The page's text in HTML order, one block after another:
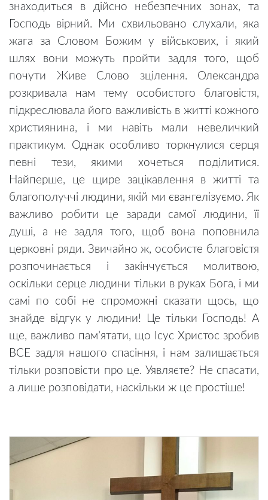
знаходиться в дійсно небезпечних зонах, та
Господь вірний. Ми схвильовано слухали, яка
жага за Словом Божим у військових, і який
шлях вони можуть пройти задля того, щоб
почути Живе Слово зцілення. Олександра
розкривала нам тему особистого благовістя,
підкреслювала його важливість в житті кожного
християнина, і ми навіть мали невеличкий
практикум. Однак особливо торкнулися серця
певні тези, якими хочеться поділитися.
Найперше, це щире зацікавлення в житті та
благополуччі людини, якій ми євангелізуємо. Як
важливо робити це заради самої людини, її
душі, а не задля того, щоб вона поповнила
церковні ряди. Звичайно ж, особисте благовістя
розпочинається і закінчується молитвою,
оскільки серце людини тільки в руках Бога, і ми
самі по собі не спроможні сказати щось, що
знайде відгук у людини! Це тільки Господь! А
ще, важливо пам’ятати, що Ісус Христос зробив
ВСЕ задля нашого спасіння, і нам залишається
тільки розповісти про це. Уявляєте? Не спасати,
а лише розповідати, наскільки ж це простіше!